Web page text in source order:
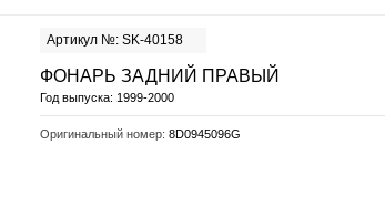
Артикул №: SK-40158
ФОНАРЬ ЗАДНИЙ ПРАВЫЙ
Год выпуска: 1999-2000
Оригинальный номер: 8D0945096G